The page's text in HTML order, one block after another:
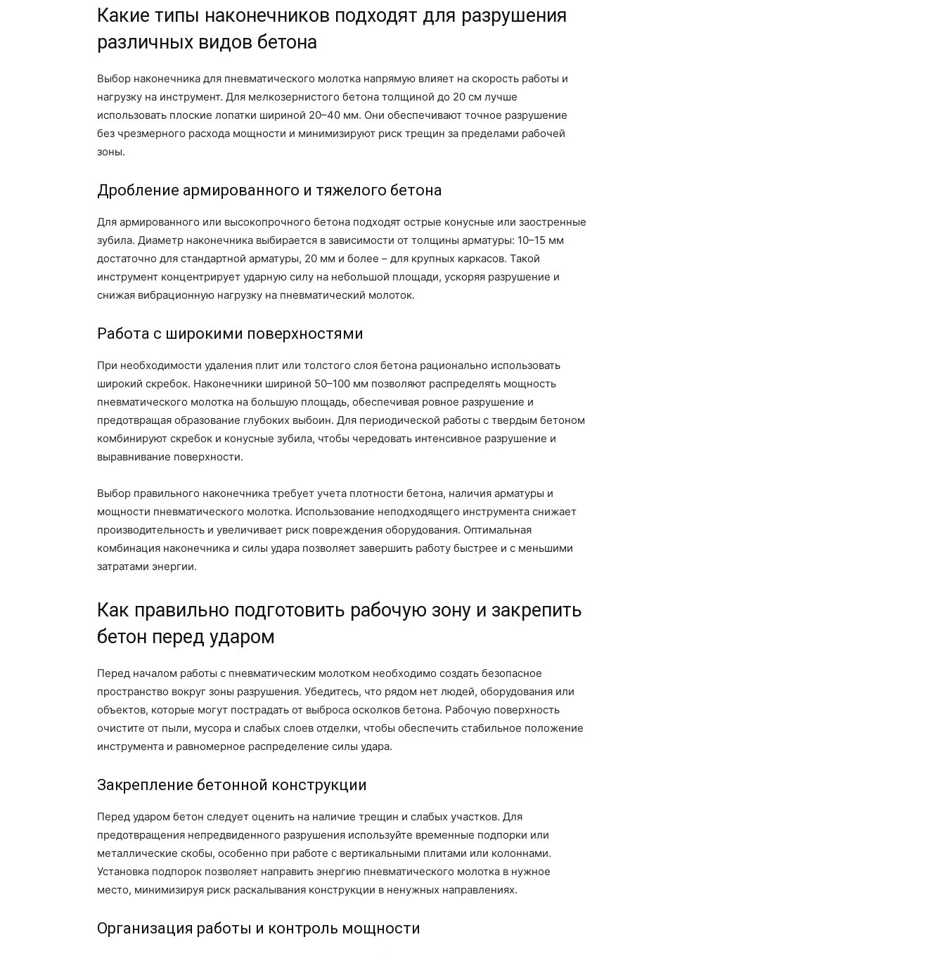
Какие типы наконечников подходят для разрушения
различных видов бетона
Выбор наконечника для пневматического молотка напрямую влияет на скорость работы и
нагрузку на инструмент. Для мелкозернистого бетона толщиной до 20 см лучше
использовать плоские лопатки шириной 20–40 мм. Они обеспечивают точное разрушение
без чрезмерного расхода мощности и минимизируют риск трещин за пределами рабочей
зоны.
Дробление армированного и тяжелого бетона
Для армированного или высокопрочного бетона подходят острые конусные или заостренные
зубила. Диаметр наконечника выбирается в зависимости от толщины арматуры: 10–15 мм
достаточно для стандартной арматуры, 20 мм и более – для крупных каркасов. Такой
инструмент концентрирует ударную силу на небольшой площади, ускоряя разрушение и
снижая вибрационную нагрузку на пневматический молоток.
Работа с широкими поверхностями
При необходимости удаления плит или толстого слоя бетона рационально использовать
широкий скребок. Наконечники шириной 50–100 мм позволяют распределять мощность
пневматического молотка на большую площадь, обеспечивая ровное разрушение и
предотвращая образование глубоких выбоин. Для периодической работы с твердым бетоном
комбинируют скребок и конусные зубила, чтобы чередовать интенсивное разрушение и
выравнивание поверхности.
Выбор правильного наконечника требует учета плотности бетона, наличия арматуры и
мощности пневматического молотка. Использование неподходящего инструмента снижает
производительность и увеличивает риск повреждения оборудования. Оптимальная
комбинация наконечника и силы удара позволяет завершить работу быстрее и с меньшими
затратами энергии.
Как правильно подготовить рабочую зону и закрепить
бетон перед ударом
Перед началом работы с пневматическим молотком необходимо создать безопасное
пространство вокруг зоны разрушения. Убедитесь, что рядом нет людей, оборудования или
объектов, которые могут пострадать от выброса осколков бетона. Рабочую поверхность
очистите от пыли, мусора и слабых слоев отделки, чтобы обеспечить стабильное положение
инструмента и равномерное распределение силы удара.
Закрепление бетонной конструкции
Перед ударом бетон следует оценить на наличие трещин и слабых участков. Для
предотвращения непредвиденного разрушения используйте временные подпорки или
металлические скобы, особенно при работе с вертикальными плитами или колоннами.
Установка подпорок позволяет направить энергию пневматического молотка в нужное
место, минимизируя риск раскалывания конструкции в ненужных направлениях.
Организация работы и контроль мощности